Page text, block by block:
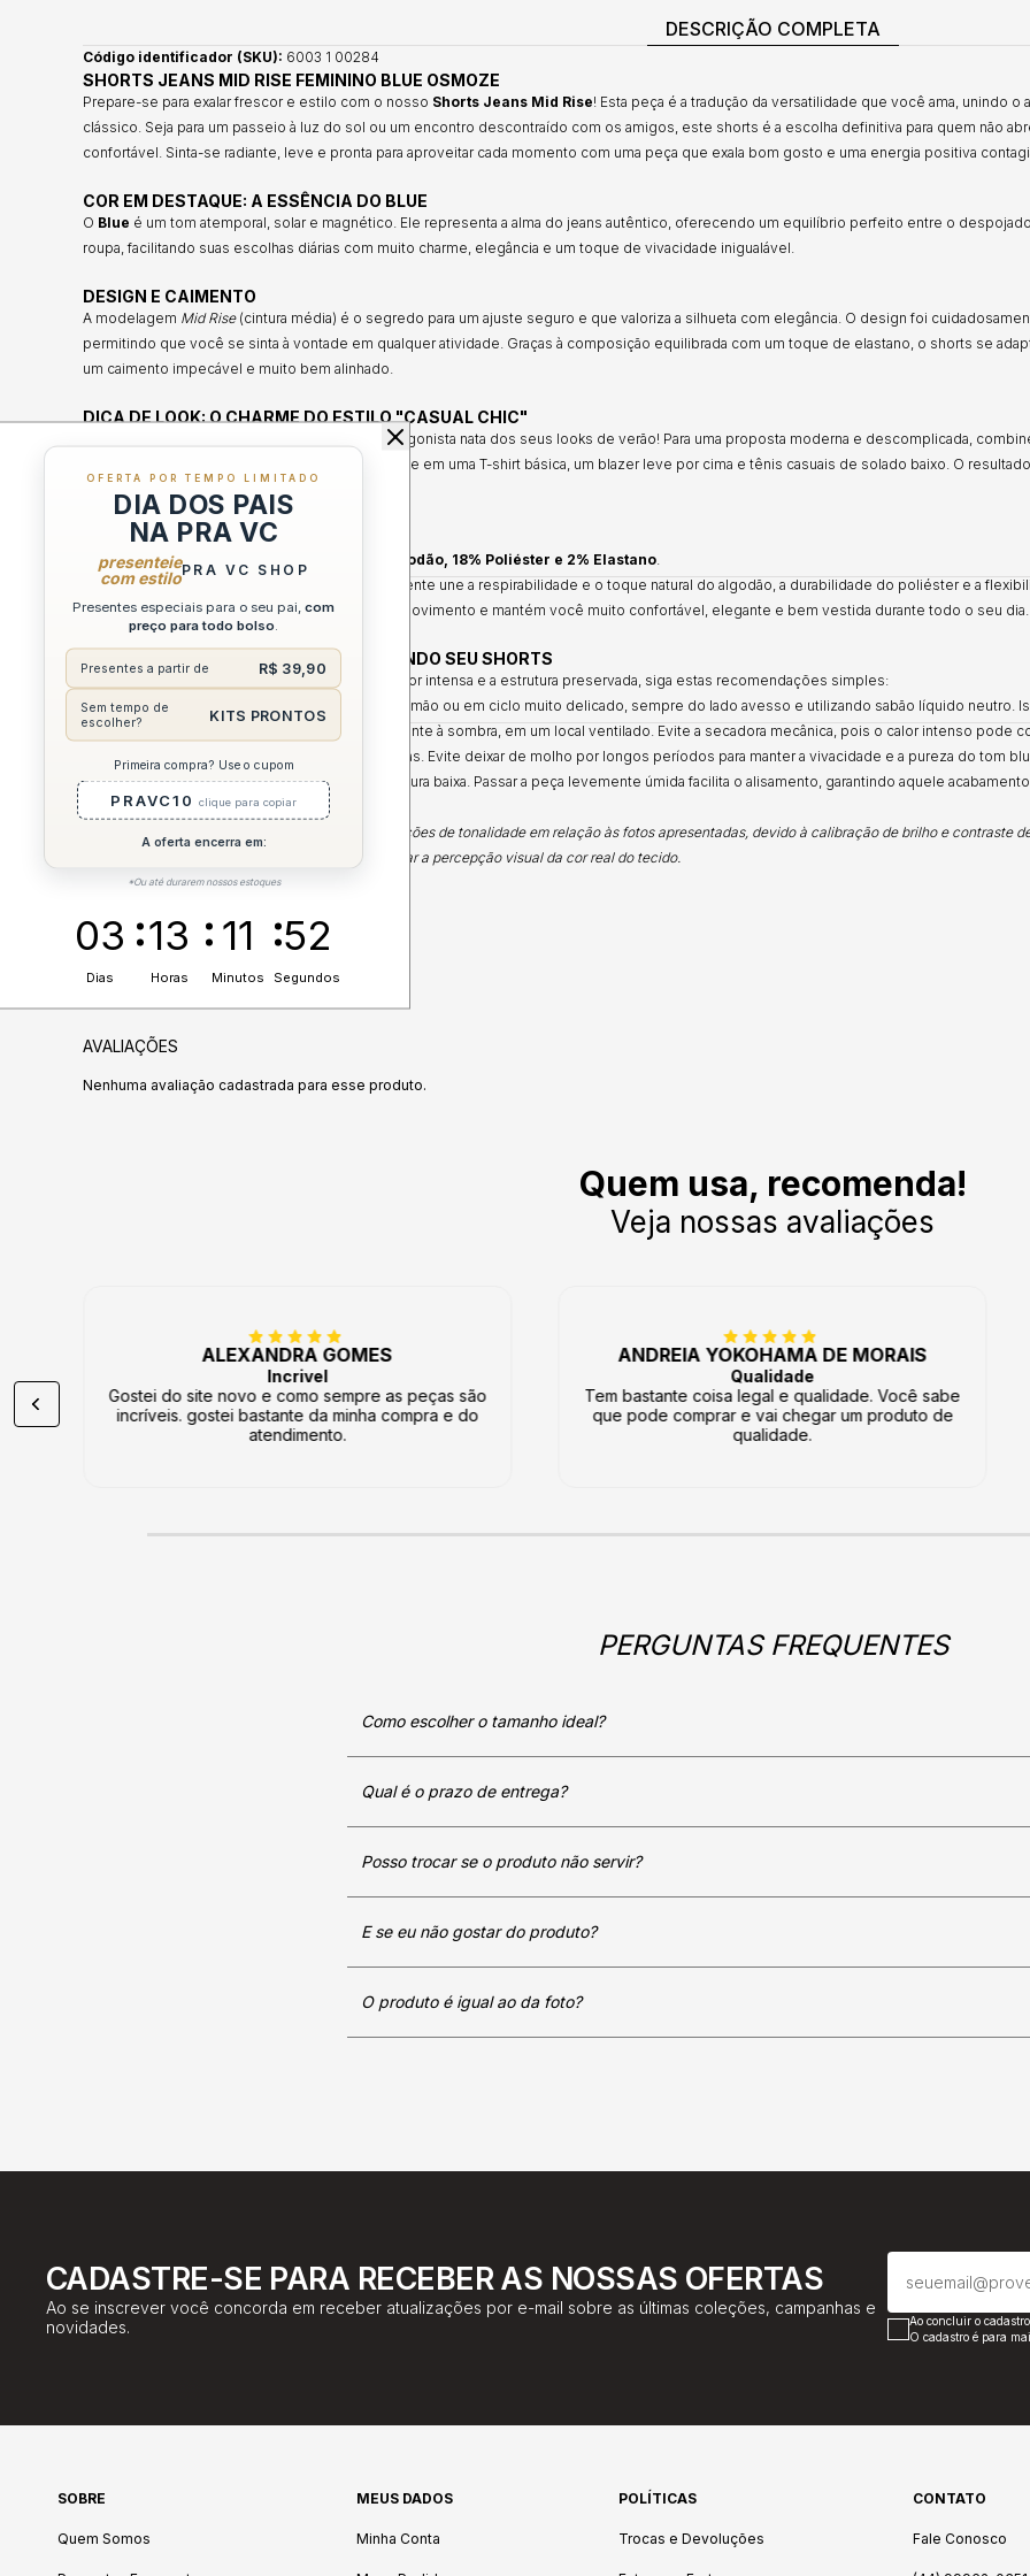
DESCRIÇÃO COMPLETA
Código identificador (SKU): 6003 1 00284
SHORTS JEANS MID RISE FEMININO BLUE OSMOZE
Prepare-se para exalar frescor e estilo com o nosso Shorts Jeans Mid Rise! Esta peça é a tradução da versatilidade que você ama, unindo
clássico. Seja para um passeio à luz do sol ou um encontro descontraído com os amigos, este shorts é a escolha definitiva para quem não
confortável. Sinta-se radiante, leve e pronta para aproveitar cada momento com uma peça que exala bom gosto e uma energia positiva
COR EM DESTAQUE: A ESSÊNCIA DO BLUE
O Blue é um tom atemporal, solar e magnético. Ele representa a alma do jeans autêntico, oferecendo um equilíbrio perfeito entre o
roupa, facilitando suas escolhas diárias com muito charme, elegância e um toque de vivacidade inigualável.
DESIGN E CAIMENTO
A modelagem Mid Rise(cintura média) é o segredo para um ajuste seguro e que valoriza a silhueta com elegância. O design foi
permitindo que você se sinta à vontade em qualquer atividade. Graças à composição equilibrada com um toque de elastano, o shorts se
um caimento impecável e muito bem alinhado.
DICA DE LOOK: O CHARME DO ESTILO "CASUAL CHIC"
Este shorts é a protagonista nata dos seus looks de verão! Para uma proposta moderna e descomplicada,
sandálias de tiras. Quer um ar mais urbano? Aposte em uma T-shirt básica, um blazer leve por cima e tênis casuais de solado baixo. O
COMPOSIÇÃO E CAIMENTO PREMIUM
Blend Exclusivo: 80% Algodão, 18% Poliéster e 2% Elastano.
Qualidade e Conforto:
Esta combinação inteligente une a respirabilidade e o toque natural do algodão, a durabilidade do poliéster e a
que abraça o corpo, permite total amplitude de movimento e mantém você muito confortável, elegante e bem vestida durante todo o seu dia.
INSTRUÇÕES DE CUIDADO: CONSERVANDO SEU SHORTS
Para manter seu shorts Osmoze sempre com a cor intensa e a estrutura preservada, siga estas recomendações simples:
Lavagem Gentil:
Higienize preferencialmente à mão ou em ciclo muito delicado, sempre do lado avesso e utilizando sabão líquido neutro.
Secagem ao Ar Livre:
Estenda a peça naturalmente à sombra, em um local ventilado. Evite a secadora mecânica, pois o calor intenso
Preservação:
Lave com peças de cores análogas. Evite deixar de molho por longos períodos para manter a vivacidade e a pureza do tom
Passadoria Prática:Utilize o ferro em temperatura baixa. Passar a peça levemente úmida facilita o alisamento, garantindo aquele
Nota: As cores do produto podem apresentar variações de tonalidade em relação às fotos apresentadas, devido à calibração de brilho e contraste
ambiente no momento da fotografia pode influenciar a percepção visual da cor real do tecido.
AVALIAÇÕES
Nenhuma avaliação cadastrada para esse produto.
Quem usa, recomenda!
Veja nossas avaliações
ANA MARIA SANTOS
Excelente
Gostei muito do site novo. principalmente da
questão do vale troca estar disponível no
cadastro. O atendimento. pra mim é excelente.
Todas as solicitações que eu fiz sempre fui muito
DANIELA CRUZ
Satisfeita
Achei os produtos e os preços muito bons.
PERGUNTAS FREQUENTES
Como escolher o tamanho ideal?
Qual é o prazo de entrega?
Posso trocar se o produto não servir?
E se eu não gostar do produto?
O produto é igual ao da foto?
CADASTRE-SE PARA RECEBER AS NOSSAS OFERTAS
Ao se inscrever você concorda em receber atualizações por e-mail sobre as últimas coleções, campanhas e
novidades.
Ao concluir o
O cadastro é para
SOBRE
Quem Somos
MEUS DADOS
Minha Conta
POLÍTICAS
Trocas e Devoluções
CONTATO
Fale Conosco
OFERTA POR TEMPO LIMITADO
DIA DOS PAIS
NA PRA VC
presenteie
com estiloPRA VC SHOP
Presentes especiais para o seu pai, com
preço para todo bolso
Presentes a partir de R$ 39,90
Sem tempo de
escolher?
KITS PRONTOS
Primeira compra? Use o cupom
PRAVC10 clique para copiar
A oferta encerra em:
*Ou até durarem nossos estoques
03
Dias
13
Horas
11
Minutos
51
Segundos